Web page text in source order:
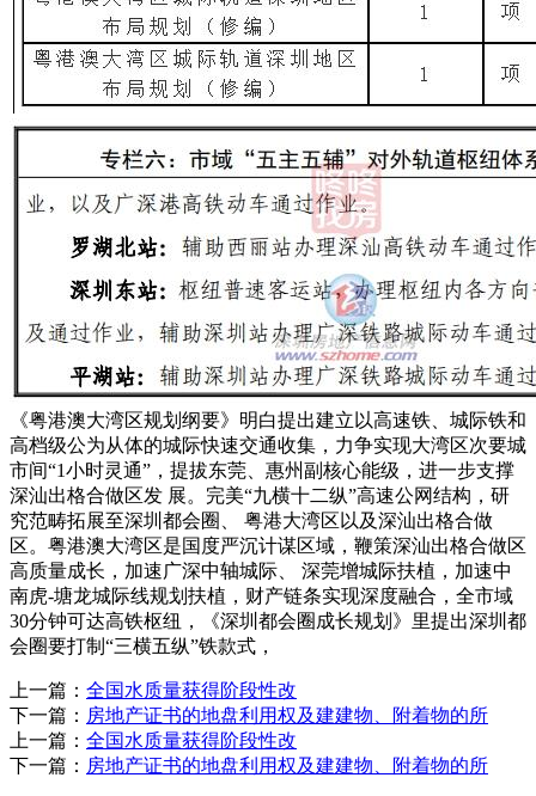
《粤港澳大湾区规划纲要》明白提出建立以高速铁、城际铁和
高档级公为从体的城际快速交通收集，力争实现大湾区次要城
市间“1小时灵通”，提拔东莞、惠州副核心能级，进一步支撑
深汕出格合做区发 展。完美“九横十二纵”高速公网结构，研
究范畴拓展至深圳都会圈、 粤港大湾区以及深汕出格合做
区。粤港澳大湾区是国度严沉计谋区域，鞭策深汕出格合做区
高质量成长，加速广深中轴城际、 深莞增城际扶植，加速中
南虎-塘龙城际线规划扶植，财产链条实现深度融合，全市域
30分钟可达高铁枢纽，《深圳都会圈成长规划》里提出深圳都
会圈要打制“三横五纵”铁款式，
上一篇： 全国水质量获得阶段性改
下一篇： 房地产证书的地盘利用权及建建物、附着物的所
上一篇： 全国水质量获得阶段性改
下一篇： 房地产证书的地盘利用权及建建物、附着物的所